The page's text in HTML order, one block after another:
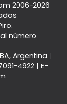
2006-2026
número
Argentina |
4922| E-